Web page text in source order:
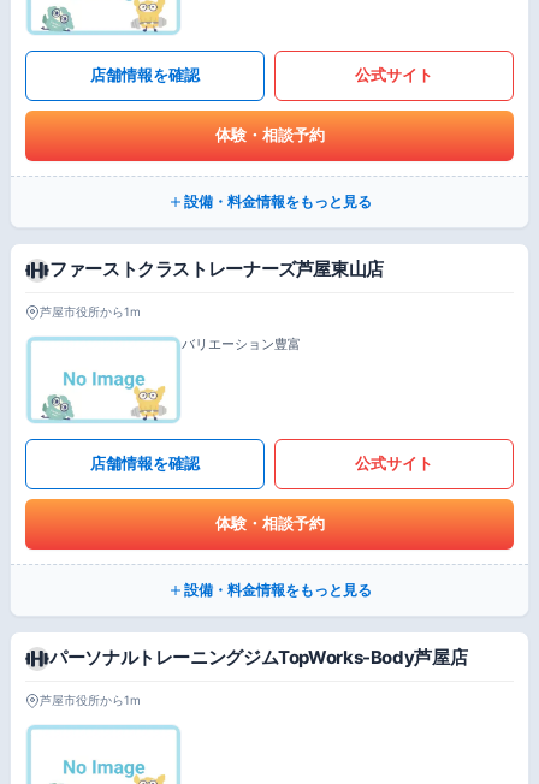
店舗情報を確認 公式サイト
体験・相談予約
設備・料金情報をもっと見る
ファーストクラストレーナーズ芦屋東山店
芦屋市役所から1m
バリエーション豊富
店舗情報を確認 公式サイト
体験・相談予約
設備・料金情報をもっと見る
パーソナルトレーニングジムTopWorks-Body芦屋店
芦屋市役所から1m